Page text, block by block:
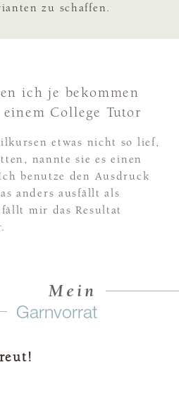
zu schaffen.
ich je bekommen
College Tutor
etwas nicht so lief,
nannte sie es einen
benutze den Ausdruck
anders ausfällt als
mir das Resultat
Mein
Garnvorrat